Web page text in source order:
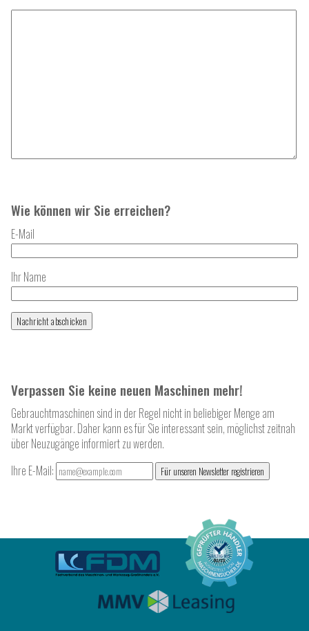
Wie können wir Sie erreichen?
E-Mail
Ihr Name
Verpassen Sie keine neuen Maschinen mehr!
Gebrauchtmaschinen sind in der Regel nicht in beliebiger Menge am
Markt verfügbar. Daher kann es für Sie interessant sein, möglichst zeitnah
über Neuzugänge informiert zu werden.
Ihre E-Mail:
Für unseren Newsletter registrieren